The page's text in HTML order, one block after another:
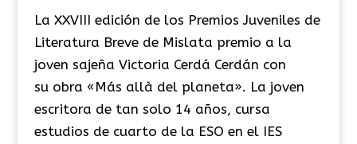
La XXVIII edición de los Premios Juveniles de
Literatura Breve de Mislata premio a la
joven sajeña Victoria Cerdá Cerdán con
su obra «Más allà del planeta». La joven
escritora de tan solo 14 años, cursa
estudios de cuarto de la ESO en el IES